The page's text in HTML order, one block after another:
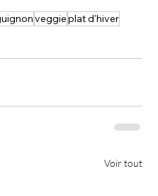
veggieplat d'hiver
Voir tout